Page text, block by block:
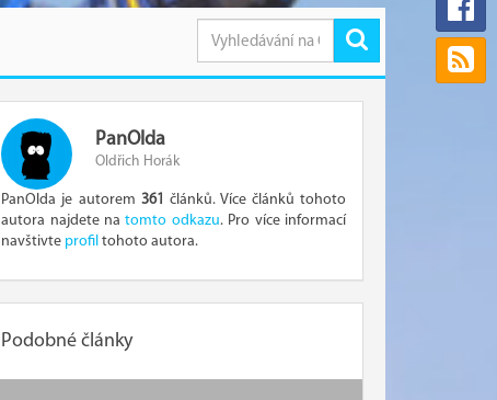
PanOlda
Oldřich Horák
PanOlda je autorem 361 článků. Více článků tohoto
autora najdete natomto odkazu. Pro více informací
navštivte profil tohoto autora.
Podobné články